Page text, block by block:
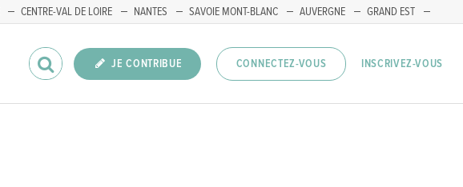
CENTRE-VAL DE LOIRE NANTES SAVOIE MONT-BLANC AUVERGNE
GRAND EST
JE CONTRIBUE CONNECTEZ-VOUS INSCRIVEZ-VOUS